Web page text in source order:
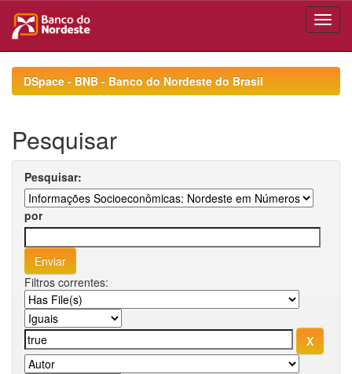
navigationDSpace - BNB - Banco do Nordeste do Brasil
Pesquisar
Pesquisar:
por
Filtros correntes: